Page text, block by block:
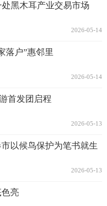
黑木耳产业交易市场
2026-05-14
落户”惠邻里
2026-05-14
首发团启程
2026-05-13
以候鸟保护为笔书就生
2026-05-13
亮